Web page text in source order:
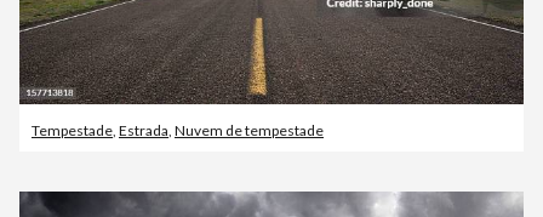
Tempestade Estrada Nuvem de tempestade